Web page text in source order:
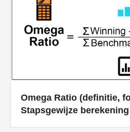
Omega Ratio (definitie,
Stapsgewijze